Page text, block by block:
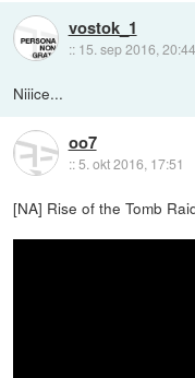
vostok_1
:: 15. sep 2016, 20:44
Niiice...
oo7
::5. okt 2016, 17:51
[NA] Rise of the Tomb